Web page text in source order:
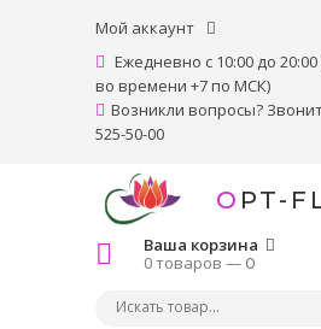
Мой аккаунт
Ежедневно с 10:00 до
во времени +7 по МСК)
Возникли вопросы?
525-50-00
OPT-
Ваша корзина
0 товаров —0